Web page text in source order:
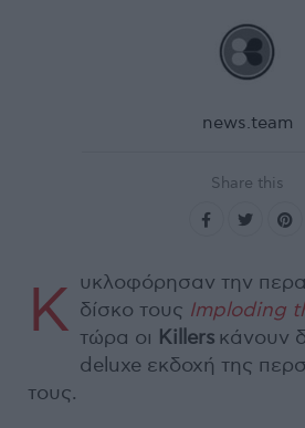
news.team
Share this
Κ υκλοφόρησαν την
δίσκο τους Imploding
τώρα οι Killers κάνουν
deluxe εκδοχή της
τους.